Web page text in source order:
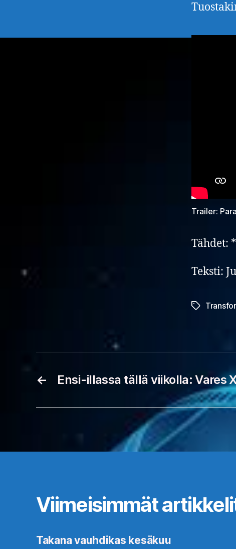
Trailer:
Tähdet:
Teksti:
Avainsanat
← Ensi-illassa tällä viikolla: Vares
Viimeisimmät
Takana vauhdikas kesäkuu